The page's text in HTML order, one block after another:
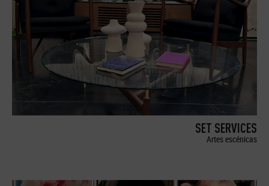
SET SERVICES
Artes escénicas